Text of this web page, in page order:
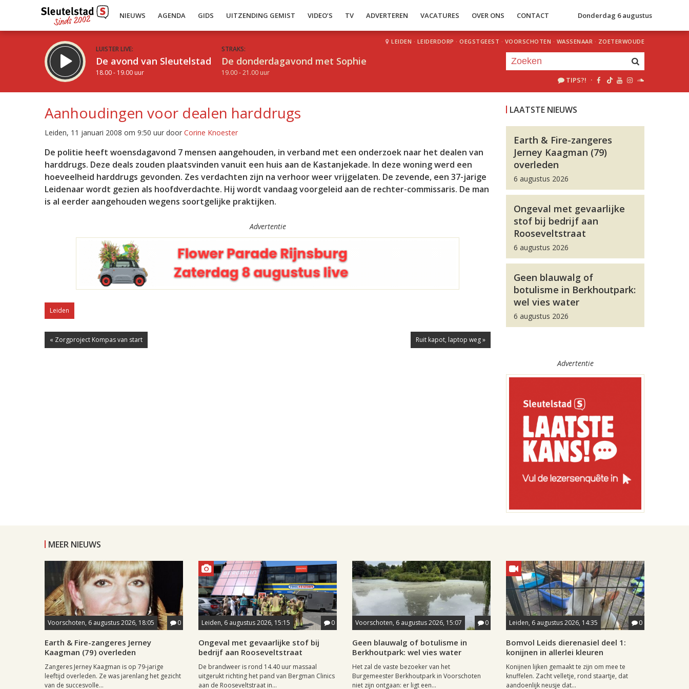
NIEUWS AGENDA GIDS UITZENDING GEMIST VIDEO’S TV ADVERTEREN VACATURES OVER ONS CONTACT Donderdag 6 augustus
LUISTER LIVE:
De avond van Sleutelstad
18.00 - 19.00 uur
STRAKS:
De donderdagavond met Sophie
19.00 - 21.00 uur
LEIDEN · LEIDERDORP · OEGSTGEEST · VOORSCHOTEN · WASSENAAR · ZOETERWOUDE
TIPS?! ·
Inklappen
Aanhoudingen voor dealen harddrugs
Leiden, 11 januari 2008 om 9:50 uur door Corine Knoester
De politie heeft woensdagavond 7 mensen aangehouden, in verband met een onderzoek naar het dealen van
harddrugs. Deze deals zouden plaatsvinden vanuit een huis aan de Kastanjekade. In deze woning werd een
hoeveelheid harddrugs gevonden. Zes verdachten zijn na verhoor weer vrijgelaten. De zevende, een 37-jarige
Leidenaar wordt gezien als hoofdverdachte. Hij wordt vandaag voorgeleid aan de rechter-commissaris. De man
is al eerder aangehouden wegens soortgelijke praktijken.
Advertentie
Leiden
« Zorgproject Kompas van start Ruit kapot, laptop weg »
LAATSTE NIEUWS
Earth & Fire-zangeres
Jerney Kaagman (79)
overleden
6 augustus 2026
Ongeval met gevaarlijke
stof bij bedrijf aan
Rooseveltstraat
6 augustus 2026
Geen blauwalg of
botulisme in Berkhoutpark:
wel vies water
6 augustus 2026
Advertentie
MEER NIEUWS
Voorschoten, 6 augustus 2026, 18:05 0
Earth & Fire-zangeres Jerney
Kaagman (79) overleden
Zangeres Jerney Kaagman is op 79-jarige
leeftijd overleden. Ze was jarenlang het gezicht
van de succesvolle...
Leiden, 6 augustus 2026, 15:15 0
Ongeval met gevaarlijke stof bij
bedrijf aan Rooseveltstraat
De brandweer is rond 14.40 uur massaal
uitgerukt richting het pand van Bergman Clinics
aan de Rooseveltstraat in...
Voorschoten, 6 augustus 2026, 15:07 0
Geen blauwalg of botulisme in
Berkhoutpark: wel vies water
Het zal de vaste bezoeker van het
Burgemeester Berkhoutpark in Voorschoten
niet zijn ontgaan: er ligt een...
Leiden, 6 augustus 2026, 14:35 0
Bomvol Leids dierenasiel deel 1:
konijnen in allerlei kleuren
Konijnen lijken gemaakt te zijn om mee te
knuffelen. Zacht velletje, rond staartje, dat
aandoenlijk neusje dat...